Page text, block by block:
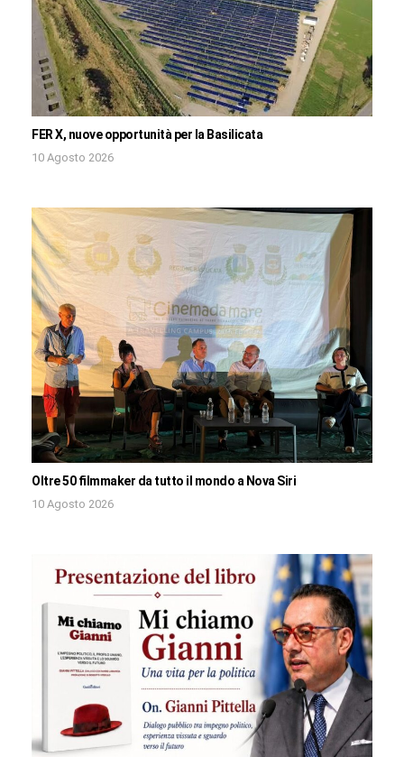
FER X, nuove opportunità per la Basilicata
10 Agosto 2026
Oltre 50 filmmaker da tutto il mondo a Nova Siri
10 Agosto 2026